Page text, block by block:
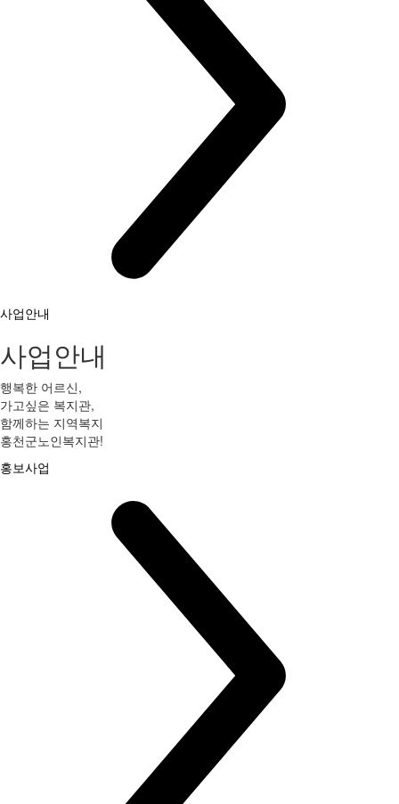
사업안내
사업안내
행복한 어르신,
가고싶은 복지관,
함께하는 지역복지
홍천군노인복지관!
홍보사업